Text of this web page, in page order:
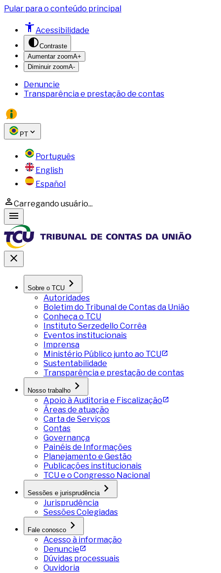
Pular para o conteúdo principal
Acessibilidade
Contraste
Aumentar zoomA+
Diminuir zoomA-
Denuncie
Transparência e prestação de contas
PT
Português
English
Español
Carregando usuário...
Sobre o TCU
Autoridades
Boletim do Tribunal de Contas da União
Conheça o TCU
Instituto Serzedello Corrêa
Eventos institucionais
Imprensa
Ministério Público junto ao TCU
Sustentabilidade
Transparência e prestação de contas
Nosso trabalho
Apoio à Auditoria e Fiscalização
Áreas de atuação
Carta de Serviços
Contas
Governança
Painéis de Informações
Planejamento e Gestão
Publicações institucionais
TCU e o Congresso Nacional
Sessões e jurisprudência
Jurisprudência
Sessões Colegiadas
Fale conosco
Acesso à informação
Denuncie
Dúvidas processuais
Ouvidoria